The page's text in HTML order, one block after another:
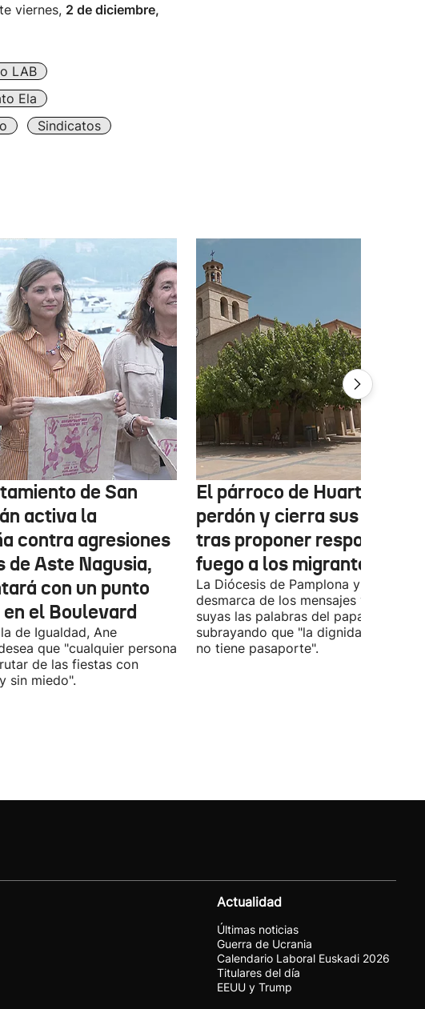
viernes, 2 de diciembre,
LAB
Ela
Sindicatos
de San
activa la
contra agresiones
de Aste Nagusia,
con un punto
el Boulevard
de Igualdad, Ane
que "cualquier persona
de las fiestas con
sin miedo".
El párroco de Huarte pide
perdón y cierra sus redes
tras proponer responder
fuego a los migrantes
La Diócesis de Pamplona y Tudela se
desmarca de los mensajes y hace
suyas las palabras del papa
subrayando que "la dignidad humana
no tiene pasaporte".
Actualidad
Últimas noticias
Guerra de Ucrania
Calendario Laboral Euskadi 2026
Titulares del día
EEUU y Trump